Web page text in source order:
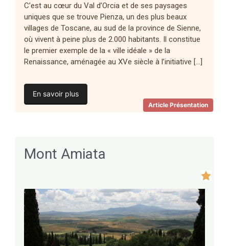
Article Présentation
C’est au cœur du Val d’Orcia et de ses paysages
uniques que se trouve Pienza, un des plus beaux
villages de Toscane, au sud de la province de Sienne,
où vivent à peine plus de 2.000 habitants. Il constitue
le premier exemple de la « ville idéale » de la
Renaissance, aménagée au XVe siècle à l’initiative […]
En savoir plus
Mont Amiata